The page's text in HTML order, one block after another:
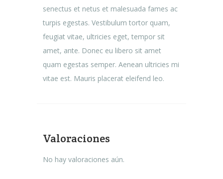
senectus et netus et malesuada fames ac
turpis egestas. Vestibulum tortor quam,
feugiat vitae, ultricies eget, tempor sit
amet, ante. Donec eu libero sit amet
quam egestas semper. Aenean ultricies mi
vitae est. Mauris placerat eleifend leo.
Valoraciones
No hay valoraciones aún.